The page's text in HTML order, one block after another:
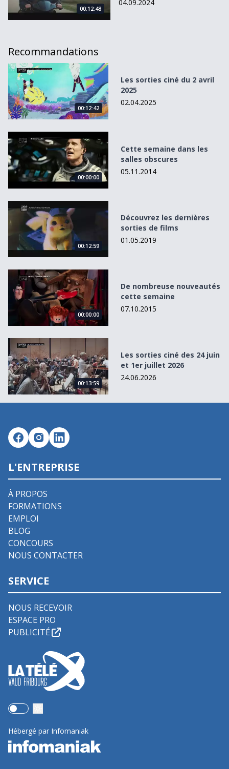
00:12:48
04.09.2024
Recommandations
Les sorties ciné du 2 avril 2025
00:12:42
Les sorties ciné du 2 avril
2025
02.04.2025
Cette semaine dans les salles obscures
00:00:00
Cette semaine dans les
salles obscures
05.11.2014
Découvrez les dernières sorties de films
00:12:59
Découvrez les dernières
sorties de films
01.05.2019
De nombreuse nouveautés cette semaine
00:00:00
De nombreuse nouveautés
cette semaine
07.10.2015
Les sorties ciné des 24 juin et 1er juillet 2026
00:13:59
Les sorties ciné des 24 juin
et 1er juillet 2026
24.06.2026
L'ENTREPRISE
À PROPOS
FORMATIONS
EMPLOI
BLOG
CONCOURS
NOUS CONTACTER
SERVICE
NOUS RECEVOIR
ESPACE PRO
PUBLICITÉ
Use setting
Hébergé par Infomaniak